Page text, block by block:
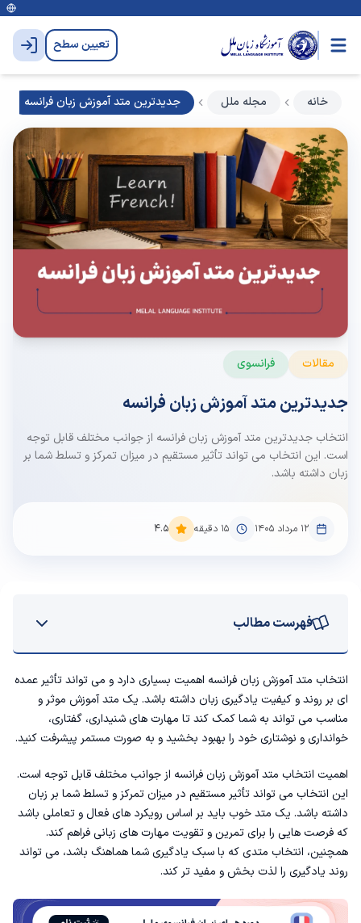
تعیین سطح
خانه مجله ملل جدیدترین متد آموزش زبان فرانسه
مقالات فرانسوی
جدیدترین متد آموزش زبان فرانسه
انتخاب جدیدترین متد آموزش زبان فرانسه از جوانب مختلف قابل توجه
است. این انتخاب می تواند تأثیر مستقیم در میزان تمرکز و تسلط شما بر
زبان داشته باشد.
۱۲ مرداد ۱۴۰۵ 15 دقیقه 4.5
فهرست مطالب
نخست: منظور از متد در یادگیری زبان چیست؟
قدم اول یادگیری زبان فرانسه
متد های آموزش زبان فرانسه
1. متد گرامر محور (Grammar Translation Method):
2. متد ارتباطی (Communicative Method):
3. متد داستان گویی (Storytelling Method):
انتخاب متد آموزش زبان فرانسه اهمیت بسیاری دارد و می تواند تأثیر عمده
ای بر روند و کیفیت یادگیری زبان داشته باشد. یک متد آموزش موثر و
مناسب می تواند به شما کمک کند تا مهارت های شنیداری، گفتاری،
خوانداری و نوشتاری خود را بهبود بخشید و به صورت مستمر پیشرفت کنید.
اهمیت انتخاب متدآموزش زبان فرانسه از جوانب مختلف قابل توجه است.
این انتخاب می تواند تأثیر مستقیم در میزان تمرکز و تسلط شما بر زبان
داشته باشد. یک متد خوب باید بر اساس رویکرد های فعال و تعاملی باشد
که فرصت هایی را برای تمرین و تقویت مهارت های زبانی فراهم کند.
همچنین، انتخاب متدی که با سبک یادگیری شما هماهنگ باشد، می تواند
روند یادگیری را لذت بخش و مفید تر کند.